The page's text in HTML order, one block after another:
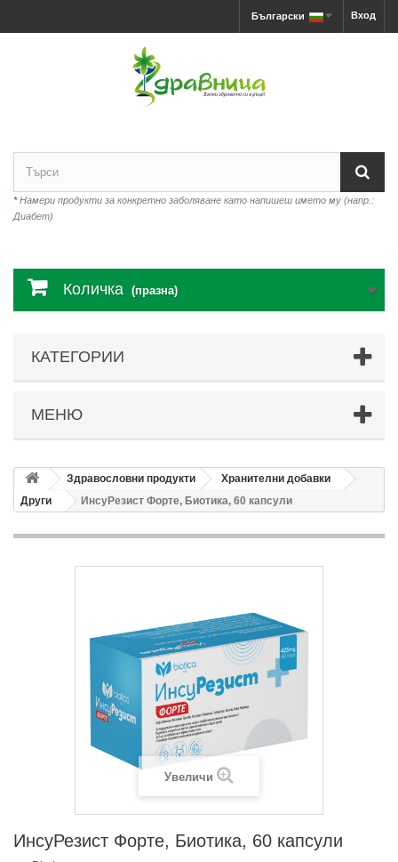
Вход
Български
*Намери продукти за конкретно заболяване като напишеш името му (напр.:
Диабет)
Количка (празна)
КАТЕГОРИИ
МЕНЮ
Здравословни продукти
Хранителни добавки
Други
ИнсуРезист Форте, Биотика, 60 капсули
Увеличи
ИнсуРезист Форте, Биотика, 60 капсули